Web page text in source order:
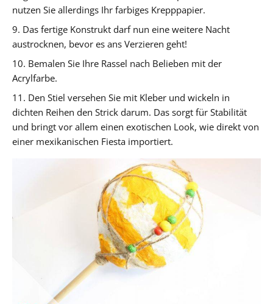
nutzen Sie allerdings Ihr farbiges Krepppapier.
9. Das fertige Konstrukt darf nun eine weitere Nacht
austrocknen, bevor es ans Verzieren geht!
10. Bemalen Sie Ihre Rassel nach Belieben mit der
Acrylfarbe.
11. Den Stiel versehen Sie mit Kleber und wickeln in
dichten Reihen den Strick darum. Das sorgt für Stabilität
und bringt vor allem einen exotischen Look, wie direkt von
einer mexikanischen Fiesta importiert.